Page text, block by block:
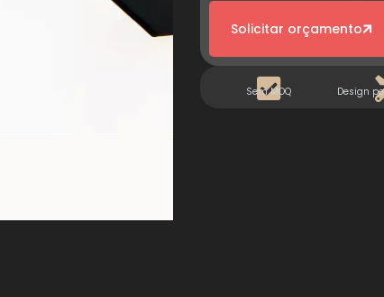
Solicitar orçamento
Sem MOQ Design